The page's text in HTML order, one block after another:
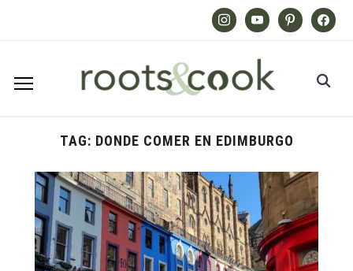
InstagramYoutube PinterestFacebook
TAG: DONDE COMER EN EDIMBURGO